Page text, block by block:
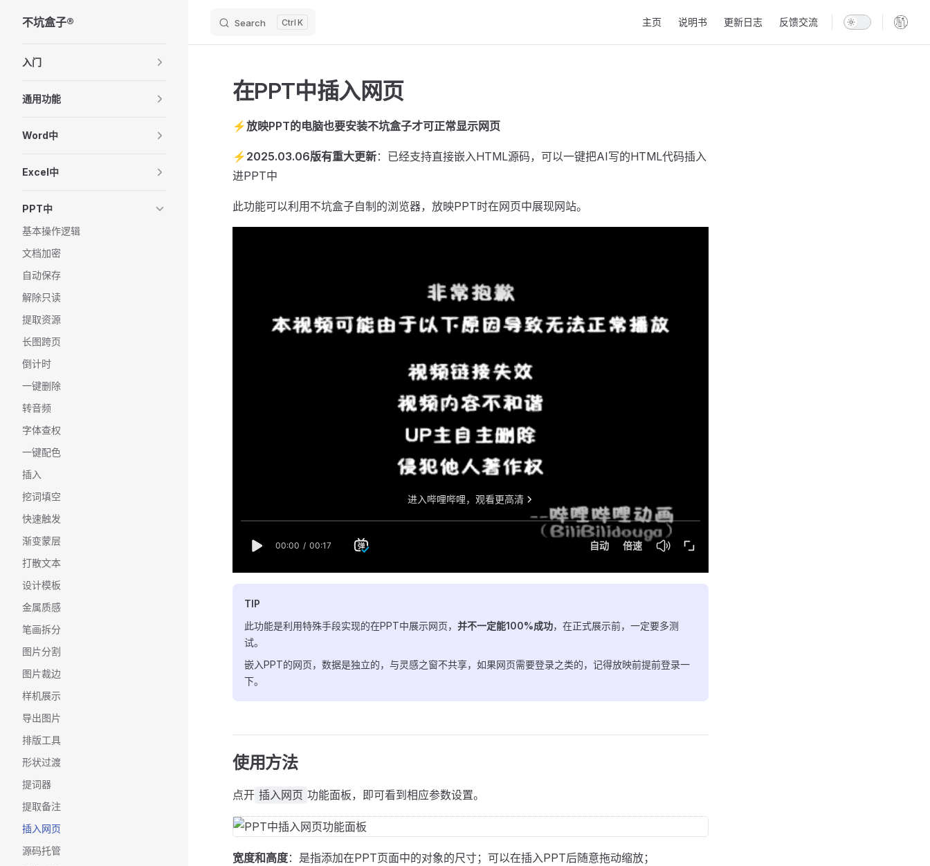
Skip to content
不坑盒子® Search K 主页 说明书 更新日志 反馈交流
入门
通用功能
Word中
Excel中
PPT中
基本操作逻辑
文档加密
自动保存
解除只读
提取资源
长图跨页
倒计时
一键删除
转音频
字体查权
一键配色
插入
挖词填空
快速触发
渐变蒙层
打散文本
设计模板
金属质感
笔画拆分
图片分割
图片裁边
样机展示
导出图片
排版工具
形状过渡
提词器
提取备注
插入网页
源码托管
在PPT中插入网页
⚡放映PPT的电脑也要安装不坑盒子才可正常显示网页
⚡ 2025.03.06版有重大更新：已经支持直接嵌入HTML源码，可以一键把AI写的HTML代码插入
进PPT中
此功能可以利用不坑盒子自制的浏览器，放映PPT时在网页中展现网站。
TIP
此功能是利用特殊手段实现的在PPT中展示网页， 并不一定能100%成功，在正式展示前，一定要多测
试。
嵌入PPT的网页，数据是独立的，与灵感之窗不共享，如果网页需要登录之类的，记得放映前提前登录一
下。
使用方法
点开 插入网页 功能面板，即可看到相应参数设置。
宽度和高度：是指添加在PPT页面中的对象的尺寸；可以在插入PPT后随意拖动缩放；